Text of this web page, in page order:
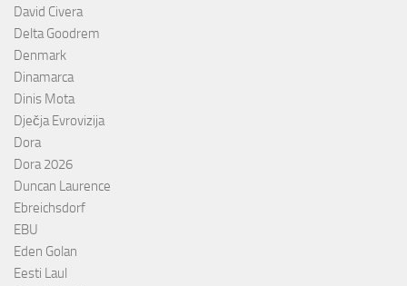
David Civera
Delta Goodrem
Denmark
Dinamarca
Dinis Mota
Dječja Evrovizija
Dora
Dora 2026
Duncan Laurence
Ebreichsdorf
EBU
Eden Golan
Eesti Laul